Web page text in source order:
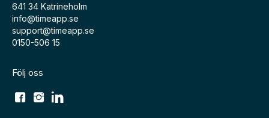
641 34 Katrineholm
info@timeapp.se
support@timeapp.se
0150-506 15
Följ oss